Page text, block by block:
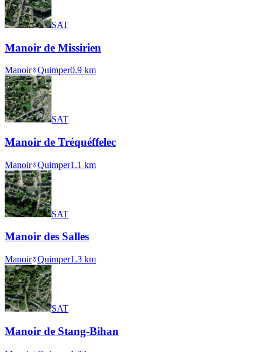
SAT
Manoir de Missirien
Manoir Quimper0.9 km
SAT
Manoir de Tréquéffelec
Manoir Quimper1.1 km
SAT
Manoir des Salles
Manoir Quimper1.3 km
SAT
Manoir de Stang-Bihan